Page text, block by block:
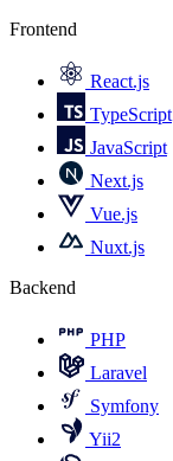
Frontend
React.js
TypeScript
JavaScript
Next.js
Vue.js
Nuxt.js
Backend
PHP
Laravel
Symfony
Yii2